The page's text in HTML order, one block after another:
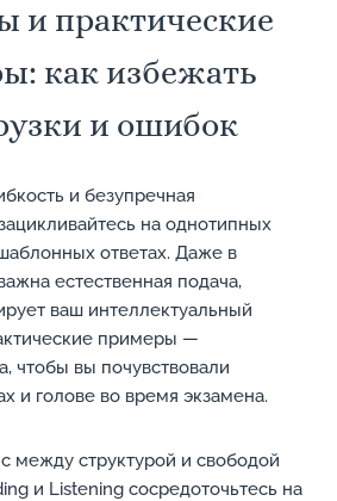
и практические
как избежать
и ошибок
и безупречная
на однотипных
ответах. Даже в
естественная подача,
ваш интеллектуальный
примеры —
чтобы вы почувствовали
и голове во время экзамена.
между структурой и свободой
и Listening сосредоточьтесь на